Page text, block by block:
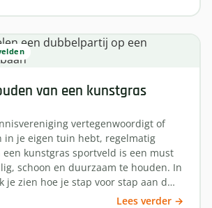
van een kunstgras
vertegenwoordigt of
in je eigen tuin hebt, regelmatig
kunstgras sportveld is een must
schoon en duurzaam te houden. In
je zien hoe je stap voor stap aan d…
Lees verder →